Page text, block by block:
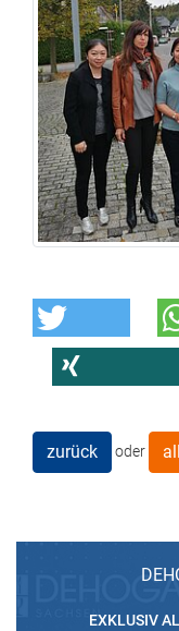
zurück oder
EXKLUSIV